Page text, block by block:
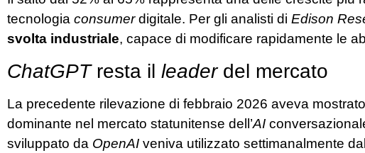
tecnologia consumerdigitale. Per gli analisti di Edison
svolta industriale, capace di modificare rapidamente le
ChatGPTresta il leaderdel mercato
La precedente rilevazione di febbraio 2026 aveva
dominante nel mercato statunitense dell’AI
sviluppato da OpenAI veniva utilizzato settimanalmente dal